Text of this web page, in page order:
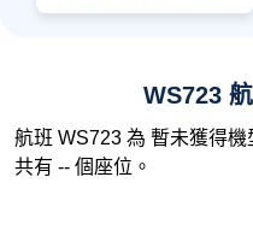
WS723
航班 WS723 為 暫未獲得機
共有 -- 個座位。